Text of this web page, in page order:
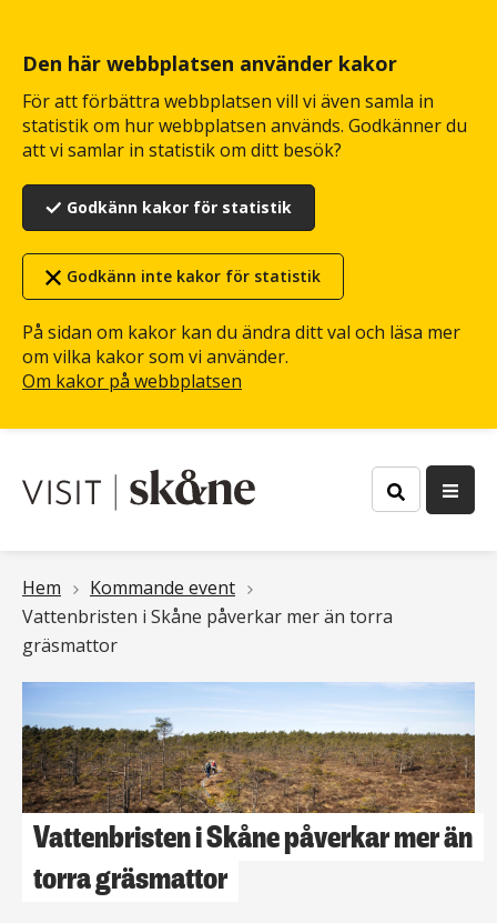
Den här webbplatsen använder kakor
För att förbättra webbplatsen vill vi även samla in
statistik om hur webbplatsen används. Godkänner du
att vi samlar in statistik om ditt besök?
Godkänn kakor för statistik
Godkänn inte kakor för statistik
På sidan om kakor kan du ändra ditt val och läsa mer
om vilka kakor som vi använder.
Om kakor på webbplatsen
huvudinnehåll
Länkstig
Hem
Kommande event
Vattenbristen i Skåne påverkar mer än torra
gräsmattor
Vattenbristen i Skåne påverkar mer än
torra gräsmattor